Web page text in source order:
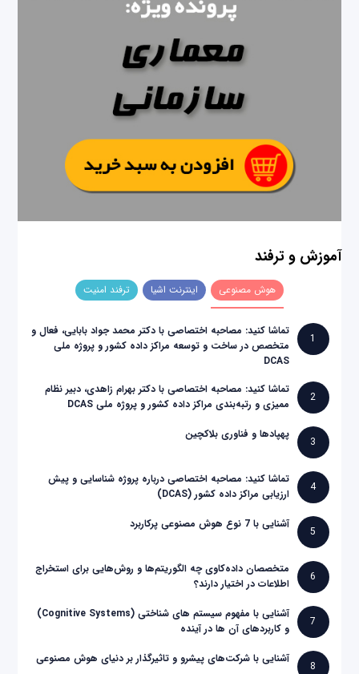
آموزش و ترفند
هوش مصنوعی اینترنت اشیا ترفند امنیت
1
تماشا کنید: مصاحبه اختصاصی با دکتر محمد جواد بابایی، فعال و
متخصص در ساخت و توسعه مراکز داده کشور و پروژه ملی
DCAS
2
تماشا کنید: مصاحبه اختصاصی با دکتر بهرام زاهدی، دبیر نظام
ممیزی و رتبه‌بندی مراکز داده کشور و پروژه ملی DCAS
3
پهپادها و فناوری بلاکچین
4
تماشا کنید: مصاحبه اختصاصی درباره پروژه شناسایی و پیش
ارزیابی مراکز داده کشور (DCAS)
5
آشنایی با 7 نوع هوش مصنوعی پرکاربرد
6
متخصصان داده‌کاوی چه الگوریتم‌ها و روش‌هایی برای استخراج
اطلاعات در اختیار دارند؟
7
آشنایی با مفهوم سیستم های شناختی (Cognitive Systems)
و کاربردهای آن ها در آینده
8
آشنایی با شرکت‌های پیشرو و تاثیرگذار بر دنیای هوش مصنوعی